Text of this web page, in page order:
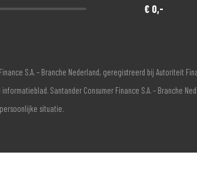
€ 0,-
S.A. – Branche Nederland, geregistreerd bij Autoriteit
Santander Consumer Finance S.A. – Branche
situatie.